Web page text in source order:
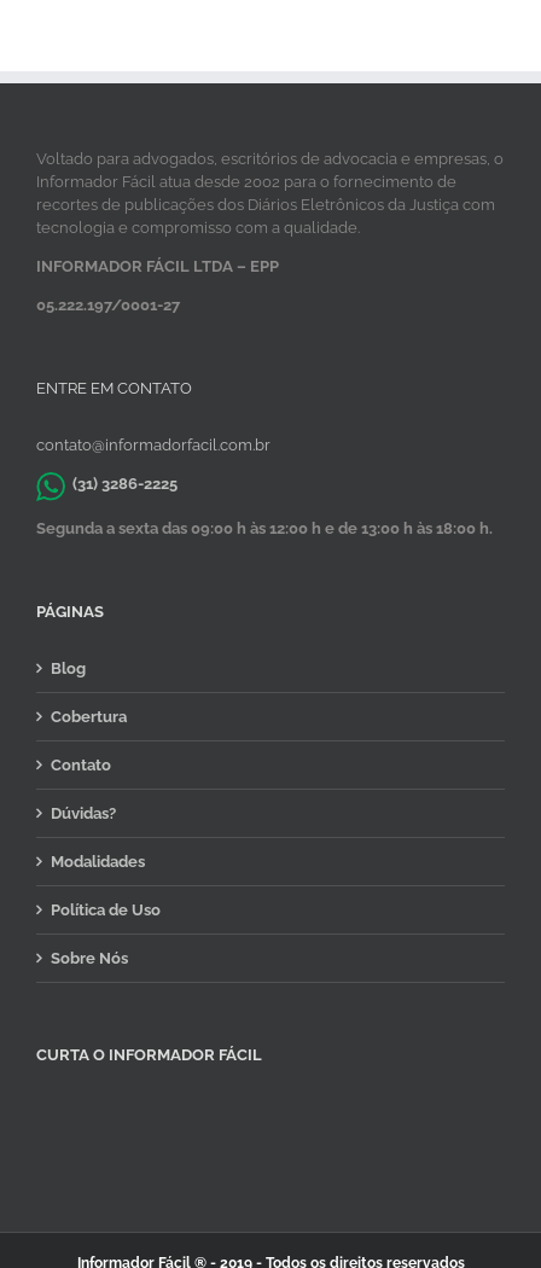
Voltado para advogados, escritórios de advocacia e empresas, o
Informador Fácil atua desde 2002 para o fornecimento de
recortes de publicações dos Diários Eletrônicos da Justiça com
tecnologia e compromisso com a qualidade.
INFORMADOR FÁCIL LTDA – EPP
05.222.197/0001-27
ENTRE EM CONTATO
contato@informadorfacil.com.br
(31) 3286-2225
Segunda a sexta das 09:00 h às 12:00 h e de 13:00 h às 18:00 h.
PÁGINAS
Blog
Cobertura
Contato
Dúvidas?
Modalidades
Política de Uso
Sobre Nós
CURTA O INFORMADOR FÁCIL
Informador Fácil ®- 2019 - Todos os direitos reservados